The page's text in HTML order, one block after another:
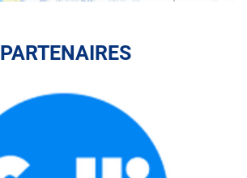
PARTENAIRES